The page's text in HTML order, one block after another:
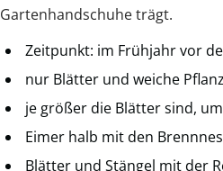
Gartenhandschuhe trägt.
Zeitpunkt: im Frühjahr vor
nur Blätter und weiche
je größer die Blätter sind,
Eimer halb mit den
Blätter und Stängel mit der